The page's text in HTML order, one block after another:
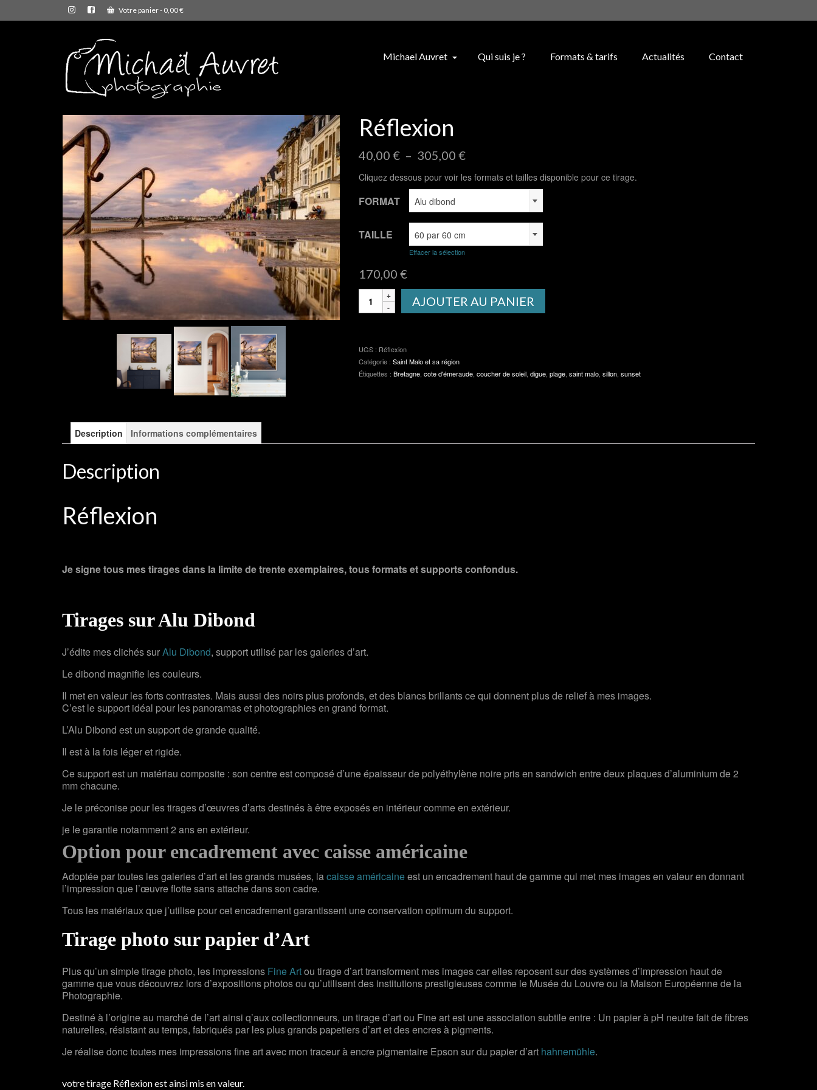
Votre panier- 0,00€
Michael Auvret Qui suis je ? Formats & tarifs Actualités Contact
Réflexion
40,00 € – 305,00 €Plage
prix :
40,00 €
305,00 €
Cliquez dessous pour voir les formats et tailles disponible pour ce tirage.
FORMAT Alu dibond
TAILLE 60 par 60 cm
Effacer la sélection
170,00 €
quantité
AJOUTER AU PANIER
UGS : Réflexion
Catégorie : Saint Malo et sa région
Étiquettes : Bretagne, cote d'émeraude, coucher de soleil, digue, plage, saint malo, sillon, sunset
Description Informations complémentaires
Description
Réflexion
Je signe tous mes tirages dans la limite de trente exemplaires, tous formats et supports confondus.
Tirages sur Alu Dibond
J’édite mes clichés surAlu Dibond, support utilisé par les galeries d’art.
Le dibond magnifie les couleurs.
Il met en valeur les forts contrastes. Mais aussi des noirs plus profonds, et des blancs brillants ce qui donnent plus de relief à mes images.
C’est le support idéal pour les panoramas et photographies en grand format.
L’Alu Dibond est un support de grande qualité.
Il est à la fois léger et rigide.
Ce support est un matériau composite : son centre est composé d’une épaisseur de polyéthylène noire pris en sandwich entre deux plaques d’aluminium de 2
mm chacune.
Je le préconise pour les tirages d’œuvres d’arts destinés à être exposés en intérieur comme en extérieur.
je le garantie notamment 2 ans en extérieur.
Option pour encadrement avec caisse américaine
Adoptée par toutes les galeries d’art et les grands musées, lacaisse américaineest un encadrement haut de gamme qui met mes images en valeur en donnant
l’impression que l’œuvre flotte sans attache dans son cadre.
Tous les matériaux que j’utilise pour cet encadrement garantissent une conservation optimum du support.
Tirage photo sur papier d’Art
Plus qu’un simple tirage photo, les impressions Fine Artou tirage d’art transforment mes images car elles reposent sur des systèmes d’impression haut de
gamme que vous découvrez lors d’expositions photos ou qu’utilisent des institutions prestigieuses comme le Musée du Louvre ou la Maison Européenne de la
Photographie.
Destiné à l’origine au marché de l’art ainsi q’aux collectionneurs, un tirage d’art ou Fine art est une association subtile entre : Un papier à pH neutre fait de fibres
naturelles, résistant au temps, fabriqués par les plus grands papetiers d’art et des encres à pigments.
Je réalise donc toutes mes impressions fine art avec mon traceur à encre pigmentaire Epson sur du papier d’art hahnemühle.
votre tirage Réflexion est ainsi mis en valeur.